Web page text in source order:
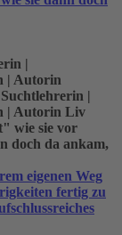
|
| Autorin
|
| Autorin Liv
wie sie vor
doch da ankam,
eigenen Weg
fertig zu